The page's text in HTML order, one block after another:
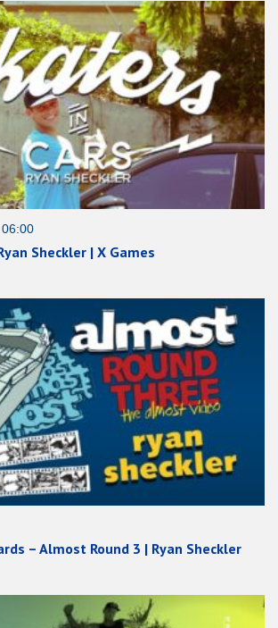
Sheckler | X Games
– Almost Round 3 | Ryan Sheckler